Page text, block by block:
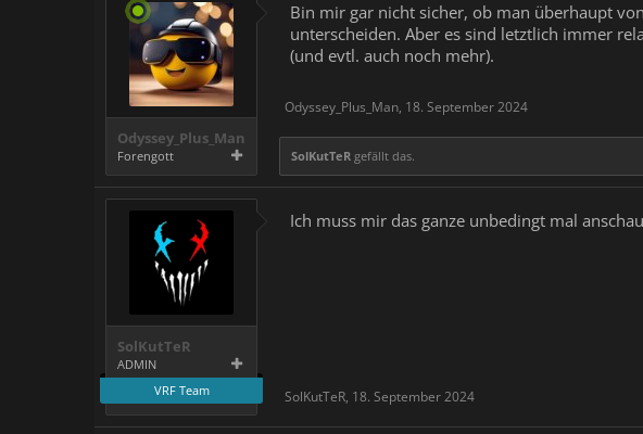
Odyssey_Plus_Man
Forengott
Bin mir gar nicht sicher, ob man überhaupt
unterscheiden. Aber es sind letztlich immer
(und evtl. auch noch mehr).
Odyssey_Plus_Man, 18. September 2024
SolKutTeR gefällt das.
SolKutTeR
ADMIN
VRF Team
Ich muss mir das ganze unbedingt mal
SolKutTeR, 18. September 2024